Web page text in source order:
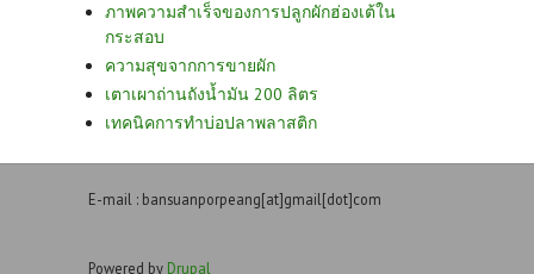
ภาพความสำเร็จของการปลูกผักฮ่องเต้ใน
กระสอบ
ความสุขจากการขายผัก
เตาเผาถ่านถังน้ำมัน 200 ลิตร
เทคนิคการทำบ่อปลาพลาสติก
E-mail : bansuanporpeang[at]gmail[dot]com
Powered by Drupal